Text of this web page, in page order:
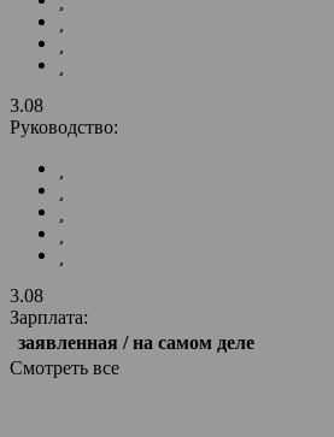
3.08
Руководство:
3.08
Зарплата:
заявленная / на самом деле
Смотреть все